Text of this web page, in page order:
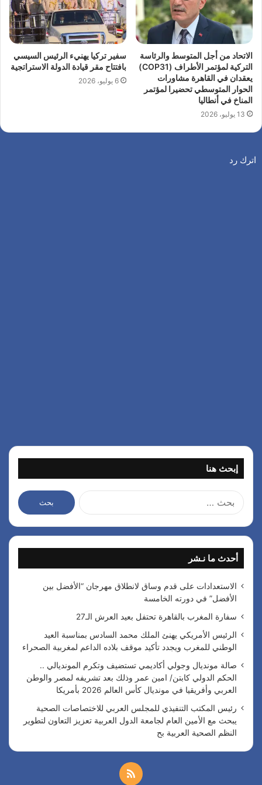
الاتحاد من أجل المتوسط والرئاسة
التركية لمؤتمر الأطراف (COP31)
يعقدان في القاهرة مشاورات
الحوار المتوسطي تحضيرا لمؤتمر
المناخ في أنطاليا
13 يوليو، 2026
سفير تركيا يهنيء الرئيس السيسي
بافتتاح مقر قيادة الدولة الاستراتجية
6 يوليو، 2026
اترك رد
إبحث هنا
ح
ث
ن
:
أحدث ما نـشر
الاستعدادات على قدم وساق لانطلاق مهرجان “الأفضل بين
الأفضل” في دورته الخامسة
سفارة المغرب بالقاهرة تحتفل بعيد العرش الـ27
الرئيس الأمريكي يهنئ الملك محمد السادس بمناسبة العيد
الوطني للمغرب ويجدد تأكيد موقف بلاده الداعم لمغربية الصحراء
صالة مونديال وجولي أكاديمي تستضيف وتكرم المونديالي ..
الحكم الدولي كابتن/ امين عمر وذلك بعد تشريفه لمصر والوطن
العربي وأفريقيا في مونديال كأس العالم 2026 بأمريكا
رئيس المكتب التنفيذي للمجلس العربي للاختصاصات الصحية
يبحث مع الأمين العام لجامعة الدول العربية تعزيز التعاون لتطوير
النظم الصحية العربية بح